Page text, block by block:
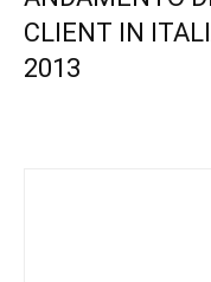
CLIENT IN
2013